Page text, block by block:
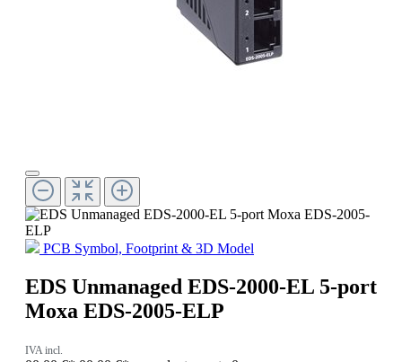
PCB Symbol, Footprint & 3D Model
EDS Unmanaged EDS-2000-EL 5-port
Moxa EDS-2005-ELP
IVA incl.